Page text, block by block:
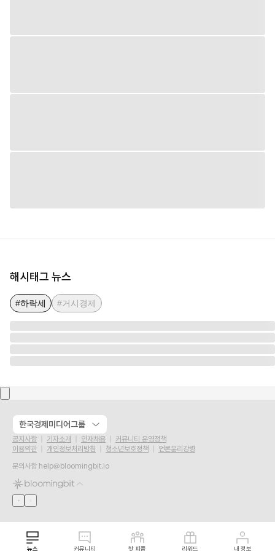
해시태그 뉴스
#하락세 #거시경제
한국경제미디어그룹
공지사항 기자소개 인재채용
커뮤니티 운영정책
이용약관
개인정보처리방침 청소년보호정책
언론윤리강령
문의사항 help@bloomingbit.io
뉴스 커뮤니티 핫 피플 리워드 내 정보